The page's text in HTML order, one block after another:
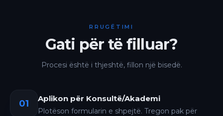
RRUGËTIMI
Gati për të filluar?
Procesi është i thjeshtë, fillon një bisedë.
01 Aplikon për Konsultë/Akademi
Plotëson formularin e shpejtë. Tregon pak për